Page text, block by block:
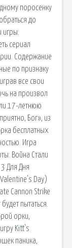
поросенку
до
игры:
сериал
Содержание
по признаку
все свои
на произвол
17-летнюю
Бог», из
бесплатных
Игра
Война Стали
Для Дня
Day)
Cannon Strike
пытаться.
орки,
Kitt's
паника,